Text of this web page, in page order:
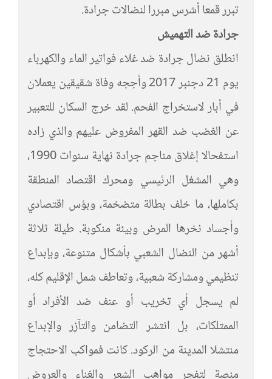
تبرر قمعا أشرس مبررا لنضالات جرادة.
جرادة ضد التهميش
انطلق نضال جرادة ضد غلاء فواتير الماء والكهرباء
يوم 21 دجنبر 2017 وأججه وفاة شقيقين يعملان
في أبار لاستخراج الفحم. لقد خرج السكان للتعبير
عن الغضب ضد القهر المفروض عليهم والذي زاده
استفحالا إغلاق مناجم جرادة نهاية سنوات 1990،
وهي المشغل الرئيسي ومحرك اقتصاد المنطقة
بكاملها، ما خلف بطالة متضخمة، وبؤس اقتصادي
وأجساد نخرها المرض وبيئة منكوبة. طيلة ثلاثة
أشهر من النضال الشعبي بأشكال متنوعة، وبإبداع
تنظيمي ومشاركة شعبية، وتعاطف شمل الإقليم كله،
لم يسجل أي تخريب أو عنف ضد الأفراد أو
الممتلكات، بل انتشر التضامن والتآزر والإبداع
منتشلا المدينة من الركود. كانت فمواكب الاحتجاج